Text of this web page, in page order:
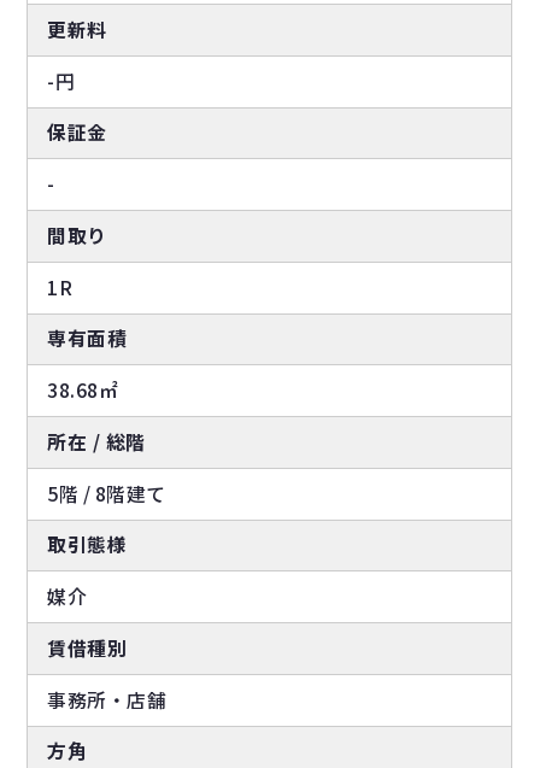
更新料
-円
保証金
-
間取り
1R
専有面積
38.68㎡
所在 / 総階
5階 / 8階建て
取引態様
媒介
賃借種別
事務所・店舗
方角